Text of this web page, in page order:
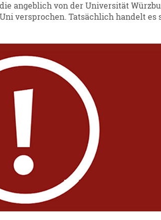
angeblich von der Universität
versprochen. Tatsächlich handelt es